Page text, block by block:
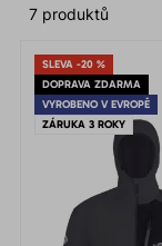
7 produktů
SLEVA -20 %
DOPRAVA ZDARMA
VYROBENO V EVROPĚ
ZÁRUKA 3 ROKY